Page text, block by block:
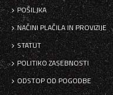
POŠILJKA
NAČINI PLAČILA IN PROVIZIJE
STATUT
POLITIKO ZASEBNOSTI
ODSTOP OD POGODBE